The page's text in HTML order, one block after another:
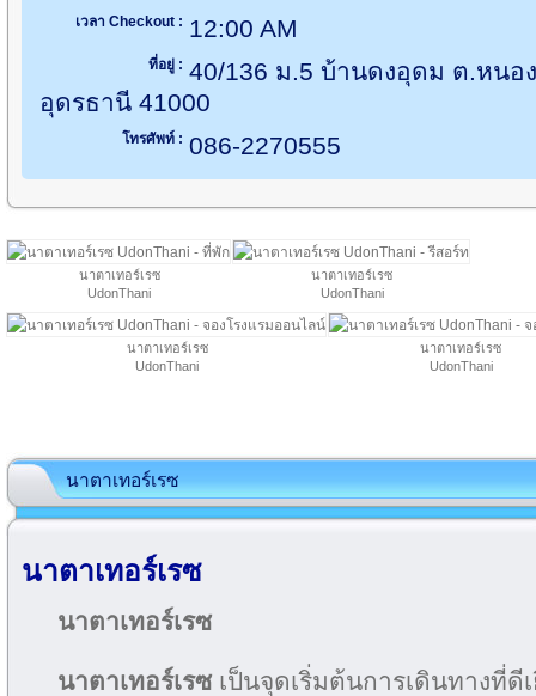
เวลา Checkout : 12:00 AM
ที่อยู่ : 40/136 ม.5 บ้านดงอุดม ต.หนอ
อุดรธานี 41000
โทรศัพท์ : 086-2270555
นาตาเทอร์เรซ
UdonThani
นาตาเทอร์เรซ
UdonThani
นาตาเทอร์เรซ
UdonThani
นาตาเทอร์เรซ
UdonThani
นาตาเทอร์เรซ
นาตาเทอร์เรซ
นาตาเทอร์เรซ
นาตาเทอร์เรซ เป็นจุดเริ่มต้นการเดินทางที่ดี